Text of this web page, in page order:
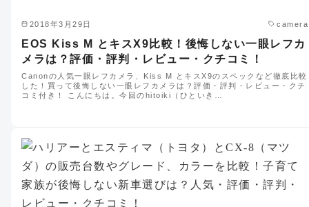
2018年3月29日 camera
EOS Kiss M とキスX9比較！後悔しない一眼レフカ
メラは？評価・評判・レビュー・クチコミ！
Canonの人気一眼レフカメラ、Kiss M とキスX9のスペックなど徹底比較
した！買って後悔しない一眼レフカメラは？評価・評判・レビュー・クチ
コミ付き！ こんにちは。今回のhitoiki（ひといき…